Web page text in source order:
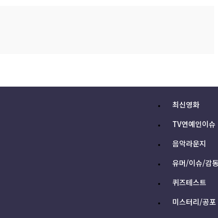
최신영화
TV연예인이슈
음악라운지
유머/이슈/감
퀴즈테스트
미스터리/공포